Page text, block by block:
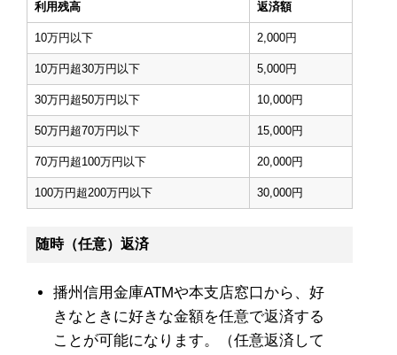
利用残高 返済額
10万円以下 2,000円
10万円超30万円以下 5,000円
30万円超50万円以下 10,000円
50万円超70万円以下 15,000円
70万円超100万円以下 20,000円
100万円超200万円以下 30,000円
随時（任意）返済
播州信用金庫ATMや本支店窓口から、好
きなときに好きな金額を任意で返済する
ことが可能になります。（任意返済して